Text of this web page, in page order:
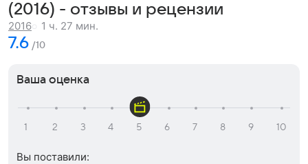
(2016) - отзывы и рецензии
2016 1 ч. 27 мин.
7.6 /10
Ваша оценка
Вы поставили: